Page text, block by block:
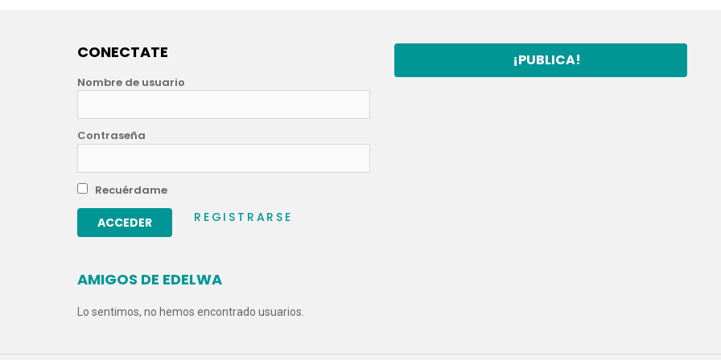
CONECTATE
Nombre de usuario
Contraseña
Recuérdame
REGISTRARSE
AMIGOS DE EDELWA
Lo sentimos, no hemos encontrado usuarios.
¡PUBLICA!